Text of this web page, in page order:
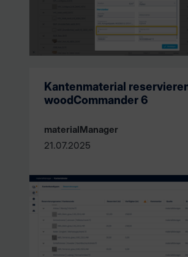
Kantenmaterial
woodCommander 6
materialManager
21.07.2025